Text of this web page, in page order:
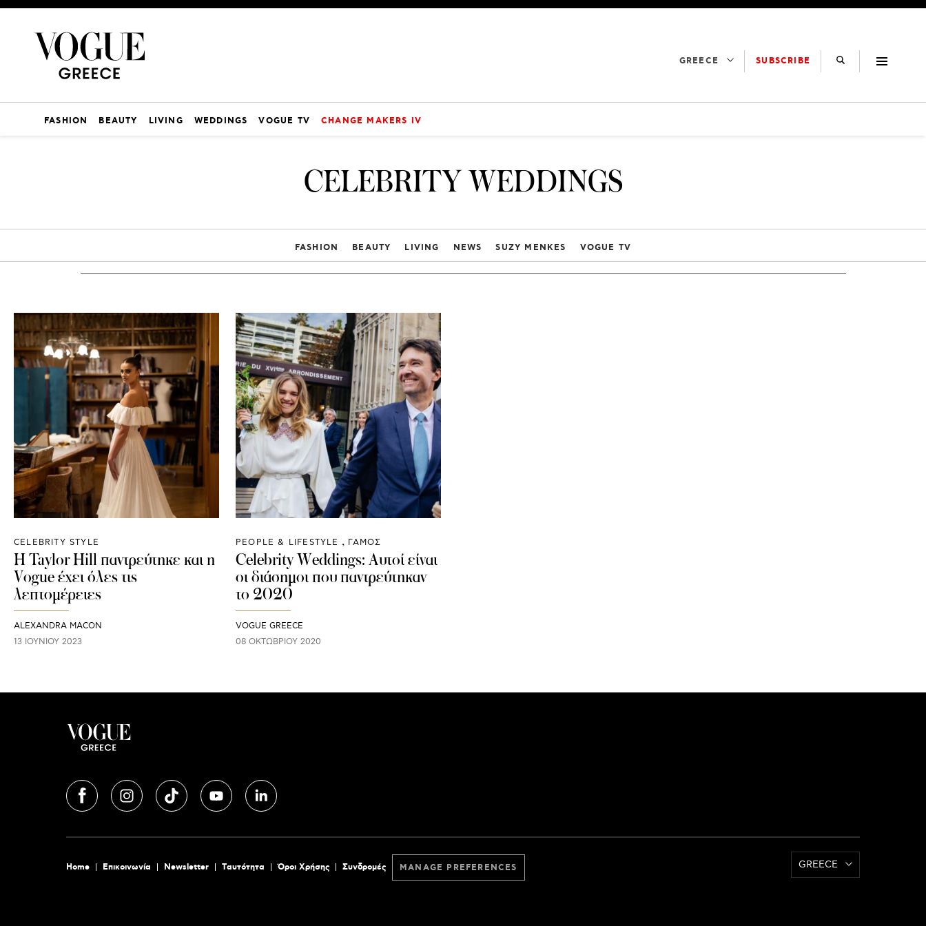
GREECE SUBSCRIBE
FASHION BEAUTY LIVING WEDDINGS VOGUE TV CHANGE MAKERS IV
CELEBRITY WEDDINGS
FASHION BEAUTY LIVING NEWS SUZY MENKES VOGUE TV
CELEBRITY STYLE
Η Taylor Hill παντρεύτηκε και η
Vogue έχει όλες τις
λεπτομέρειες
ALEXANDRA MACON
13 ΙΟΥΝΊΟΥ 2023
PEOPLE & LIFESTYLE ΓΑΜΟΣ
Celebrity Weddings: Αυτοί είναι
οι διάσημοι που παντρεύτηκαν
το 2020
VOGUE GREECE
08 ΟΚΤΩΒΡΊΟΥ 2020
Home Επικοινωνία Newsletter Tαυτότητα Όροι Χρήσης Συνδρομές MANAGE PREFERENCES GREECE